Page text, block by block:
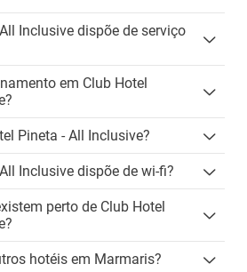
Inclusive dispõe de serviço
em Club Hotel
Pineta - All Inclusive?
Inclusive dispõe de wi-fi?
perto de Club Hotel
hotéis em Marmaris?